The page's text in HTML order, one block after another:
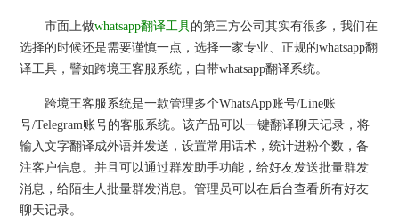
市面上做whatsapp翻译工具的第三方公司其实有很多，我们在
选择的时候还是需要谨慎一点，选择一家专业、正规的whatsapp翻
译工具，譬如跨境王客服系统，自带whatsapp翻译系统。
跨境王客服系统是一款管理多个WhatsApp账号/Line账
号/Telegram账号的客服系统。该产品可以一键翻译聊天记录，将
输入文字翻译成外语并发送，设置常用话术，统计进粉个数，备
注客户信息。并且可以通过群发助手功能，给好友发送批量群发
消息，给陌生人批量群发消息。管理员可以在后台查看所有好友
聊天记录。